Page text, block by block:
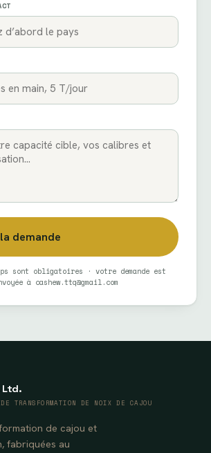
demande
sont obligatoires · votre demande est
à cashew.ttq@gmail.com
Ltd.
TRANSFORMATION DE NOIX DE CAJOU
de cajou et
fabriquées au